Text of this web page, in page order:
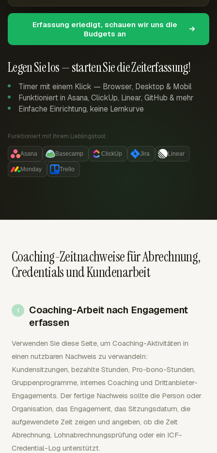
Legen Sie los — starten Sie die Zeiterfassung!
Timer mit einem Klick — Browser, Desktop & Mobil
Funktioniert in Asana, ClickUp, Linear, GitHub & mehr
Einfache Einrichtung, keine Lernkurve
Funktioniert mit Ihrem Lieblingstool:
Asana Basecamp ClickUp Jira Linear
Monday Trello
Erfassung erledigt, schauen wir uns die
Budgets an
Coaching-Zeitnachweise für Abrechnung,
Credentials und Kundenarbeit
Coaching-Arbeit nach Engagement
erfassen
Verwenden Sie diese Seite, um Coaching-Aktivitäten in
einen nutzbaren Nachweis zu verwandeln:
Kundensitzungen, bezahlte Stunden, Pro-bono-Stunden,
Gruppenprogramme, internes Coaching und Drittanbieter-
Engagements. Der fertige Nachweis sollte die Person oder
Organisation, das Engagement, das Sitzungsdatum, die
aufgewendete Zeit zeigen und angeben, ob die Zeit
Abrechnung, Lohnabrechnungsprüfung oder ein ICF-
Credential-Log unterstützt.